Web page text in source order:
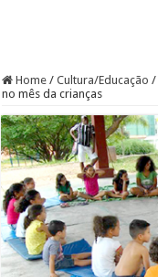
Home / Cultura/Educação /
no mês da crianças